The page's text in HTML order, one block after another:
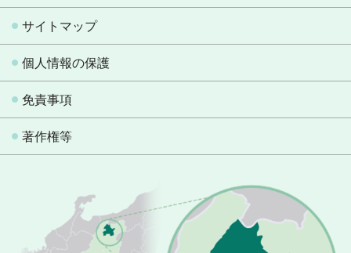
サイトマップ
個人情報の保護
免責事項
著作権等